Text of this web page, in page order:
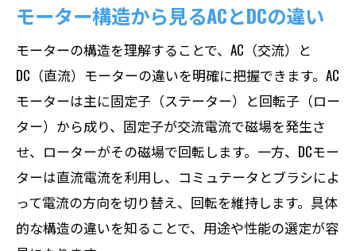
モーター構造から見るACとDCの違い
モーターの構造を理解することで、AC（交流）と
DC（直流）モーターの違いを明確に把握できます。AC
モーターは主に固定子（ステーター）と回転子（ロー
ター）から成り、固定子が交流電流で磁場を発生さ
せ、ローターがその磁場で回転します。一方、DCモー
ターは直流電流を利用し、コミュテータとブラシによ
って電流の方向を切り替え、回転を維持します。具体
的な構造の違いを知ることで、用途や性能の選定が容